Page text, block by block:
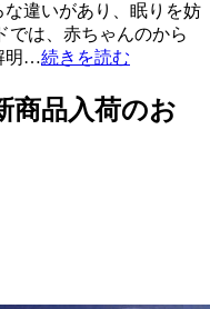
違いがあり、眠りを妨
では、赤ちゃんのから
明…続きを読む
商品入荷のお